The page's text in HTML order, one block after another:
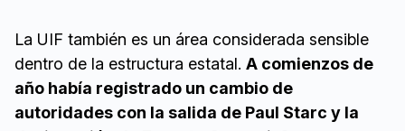
La UIF también es un área considerada sensible
dentro de la estructura estatal. A comienzos de
año había registrado un cambio de
autoridades con la salida de Paul Starc y la